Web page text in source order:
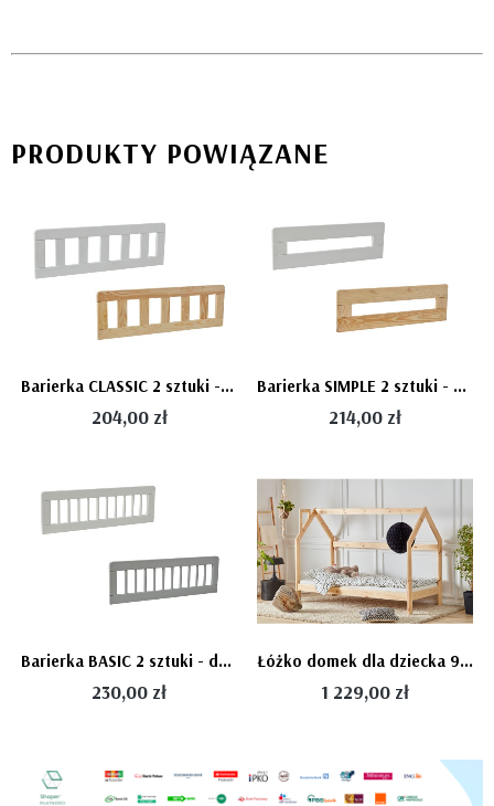
PRODUKTY POWIĄZANE
Barierka CLASSIC 2 sztuki - do "łóżka domek 90x200" - PINIO
204,00 zł
Barierka SIMPLE 2 sztuki - do "łóżka domek 90x200" - PINIO
214,00 zł
Barierka BASIC 2 sztuki - do "łóżka domek 90x200" - PINIO
230,00 zł
Łóżko domek dla dziecka 90x200 - PINIO
1 229,00 zł